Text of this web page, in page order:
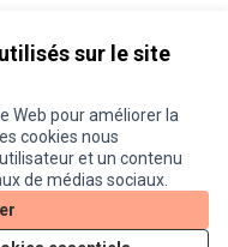
sur le site
Web pour améliorer la
cookies nous
et un contenu
de médias sociaux.